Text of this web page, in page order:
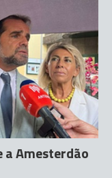
a Amesterdão